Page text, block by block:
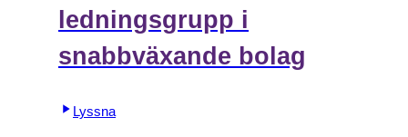
ledningsgrupp i
snabbväxande bolag
Lyssna